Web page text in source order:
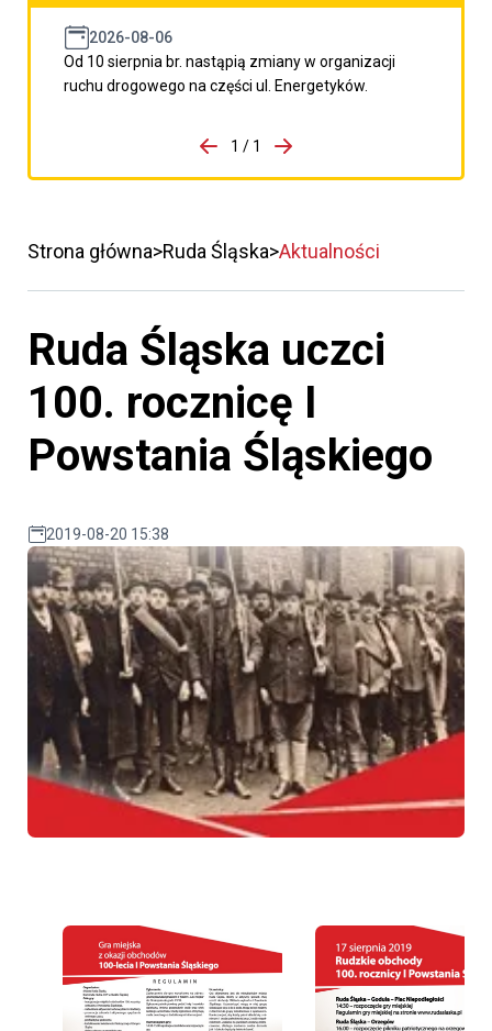
2026-08-06
Od 10 sierpnia br. nastąpią zmiany w organizacji
ruchu drogowego na części ul. Energetyków.
porzpedniego komunikatu
1 / 1
Przejdź do następnego
Strona główna Ruda Śląska Aktualności
Ruda Śląska uczci
100. rocznicę I
Powstania Śląskiego
2019-08-20 15:38